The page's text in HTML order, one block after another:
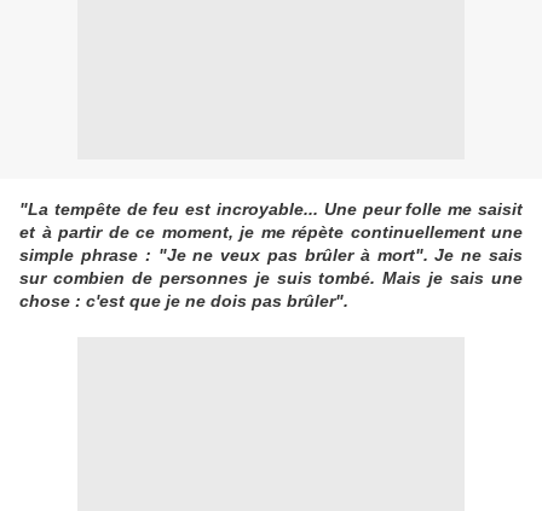
"La tempête de feu est incroyable... Une peur folle me saisit
et à partir de ce moment, je me répète continuellement une
simple phrase : "Je ne veux pas brûler à mort". Je ne sais
sur combien de personnes je suis tombé. Mais je sais une
chose : c'est que je ne dois pas brûler".